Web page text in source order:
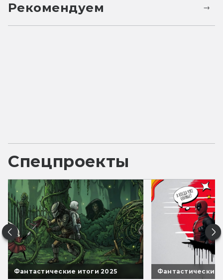
Рекомендуем
Спецпроекты
Фантастические итоги 2025 Фантастические